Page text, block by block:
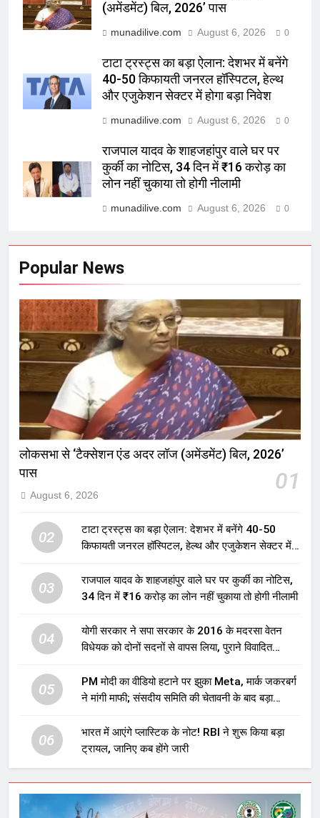
(अमेंडमेंट) बिल, 2026’ पास
munadilive.com August 6, 2026 0
टाटा ट्रस्ट्स का बड़ा ऐलान: देशभर में बनेंगे
40-50 किफायती जनरल हॉस्पिटल, हेल्थ
और एजुकेशन सेक्टर में होगा बड़ा निवेश
munadilive.com August 6, 2026 0
राजपाल यादव के शाहजहांपुर वाले घर पर
कुर्की का नोटिस, 34 दिन में ₹16 करोड़ का
लोन नहीं चुकाया तो होगी नीलामी
munadilive.com August 6, 2026 0
Popular News
लोकसभा से ‘टैक्सेशन एंड अदर लॉज (अमेंडमेंट) बिल, 2026’
पास
01
August 6, 2026
02
टाटा ट्रस्ट्स का बड़ा ऐलान: देशभर में बनेंगे 40-50
किफायती जनरल हॉस्पिटल, हेल्थ और एजुकेशन सेक्टर में
03
राजपाल यादव के शाहजहांपुर वाले घर पर कुर्की का नोटिस,
34 दिन में ₹16 करोड़ का लोन नहीं चुकाया तो होगी नीलामी
04
योगी सरकार ने सपा सरकार के 2016 के मदरसा वेतन
विधेयक को दोनों सदनों से वापस लिया, पुराने विवादित
05
PM मोदी का वीडियो हटाने पर झुका Meta, मार्क जकरबर्ग
ने मांगी माफी; संसदीय समिति की चेतावनी के बाद बड़ा
06
भारत में आएंगे प्लास्टिक के नोट! RBI ने शुरू किया बड़ा
ट्रायल, जानिए कब होंगे जारी